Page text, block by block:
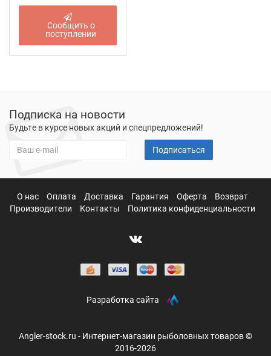
Сообщить о
поступлении
Подписка на новости
Будьте в курсе новых акций и спецпредложений!
Подписаться
О нас Оплата Доставка Гарантия Оферта
Возврат
Производители
Контакты Политика конфиденциальности
Разработка сайта
Angler-stock.ru - Интернет-магазин рыболовных товаров ©
2016-2026